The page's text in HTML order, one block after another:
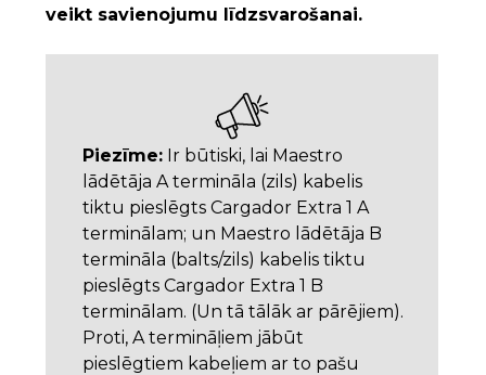
veikt savienojumu līdzsvarošanai.
Piezīme: Ir būtiski, lai Maestro
lādētāja A termināla (zils) kabelis
tiktu pieslēgts Cargador Extra 1 A
terminālam; un Maestro lādētāja B
termināla (balts/zils) kabelis tiktu
pieslēgts Cargador Extra 1 B
terminālam. (Un tā tālāk ar pārējiem).
Proti, A termināļiem jābūt
pieslēgtiem kabeļiem ar to pašu